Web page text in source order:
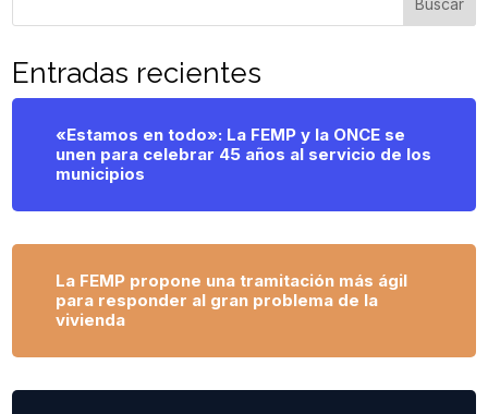
Buscar
Entradas recientes
«Estamos en todo»: La FEMP y la ONCE se
unen para celebrar 45 años al servicio de los
municipios
La FEMP propone una tramitación más ágil
para responder al gran problema de la
vivienda